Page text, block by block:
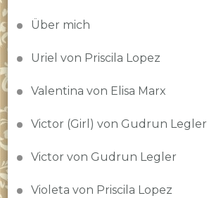
Über mich
Uriel von Priscila Lopez
Valentina von Elisa Marx
Victor (Girl) von Gudrun Legler
Victor von Gudrun Legler
Violeta von Priscila Lopez